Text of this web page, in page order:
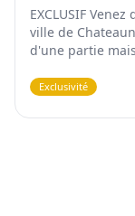
EXCLUSIF
ville de
d'une partie
Exclusivité